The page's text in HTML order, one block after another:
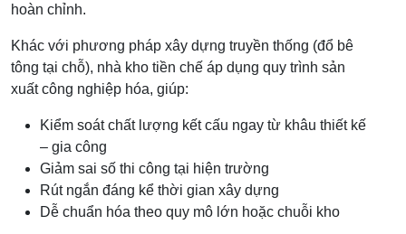
hoàn chỉnh.
Khác với phương pháp xây dựng truyền thống (đổ bê
tông tại chỗ), nhà kho tiền chế áp dụng quy trình sản
xuất công nghiệp hóa, giúp:
Kiểm soát chất lượng kết cấu ngay từ khâu thiết kế
– gia công
Giảm sai số thi công tại hiện trường
Rút ngắn đáng kể thời gian xây dựng
Dễ chuẩn hóa theo quy mô lớn hoặc chuỗi kho